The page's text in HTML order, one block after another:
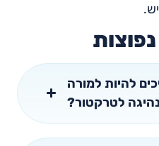
להיות למורה
לטרקטור?